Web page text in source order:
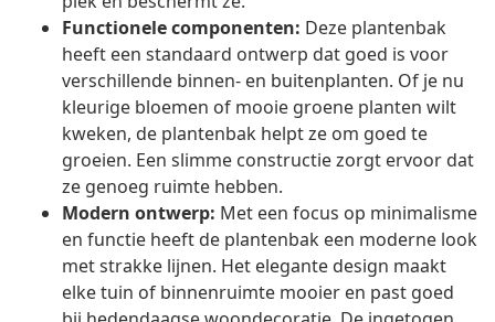
Functionele componenten: Deze plantenbak
heeft een standaard ontwerp dat goed is voor
verschillende binnen- en buitenplanten. Of je nu
kleurige bloemen of mooie groene planten wilt
kweken, de plantenbak helpt ze om goed te
groeien. Een slimme constructie zorgt ervoor dat
ze genoeg ruimte hebben.
Modern ontwerp: Met een focus op minimalisme
en functie heeft de plantenbak een moderne look
met strakke lijnen. Het elegante design maakt
elke tuin of binnenruimte mooier en past goed